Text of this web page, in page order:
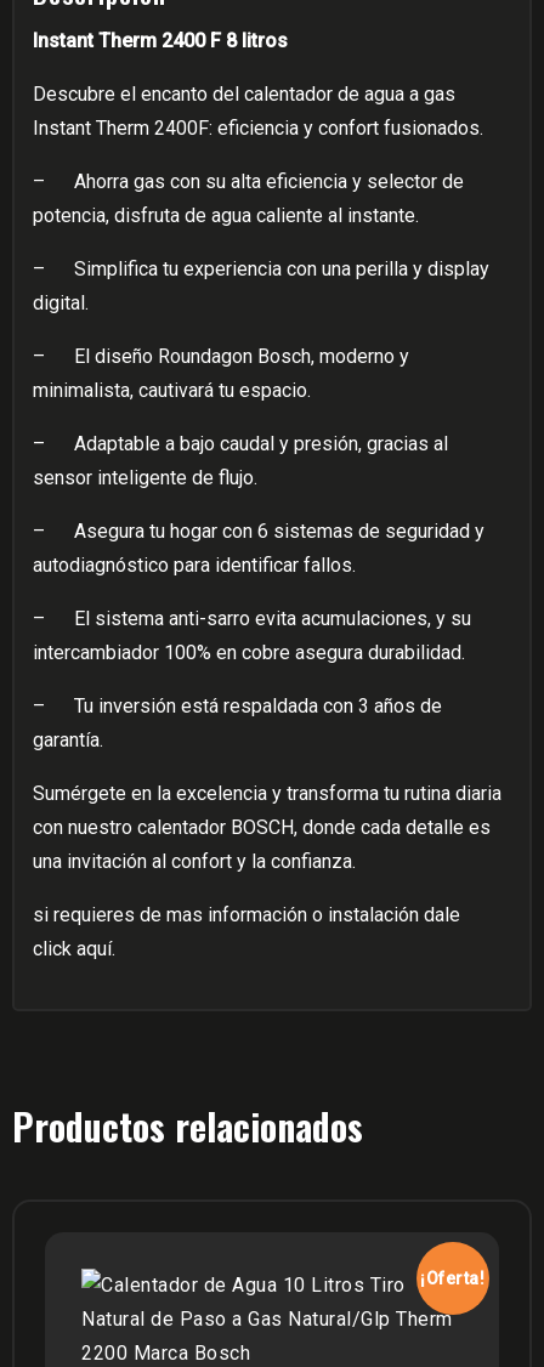
Marca
Bosch
Instant Therm 2400 F 8 litros
Descubre el encanto del calentador de agua a gas
Instant Therm 2400F: eficiencia y confort fusionados.
– Ahorra gas con su alta eficiencia y selector de
potencia, disfruta de agua caliente al instante.
– Simplifica tu experiencia con una perilla y display
digital.
– El diseño Roundagon Bosch, moderno y
minimalista, cautivará tu espacio.
– Adaptable a bajo caudal y presión, gracias al
sensor inteligente de flujo.
– Asegura tu hogar con 6 sistemas de seguridad y
autodiagnóstico para identificar fallos.
– El sistema anti-sarro evita acumulaciones, y su
intercambiador 100% en cobre asegura durabilidad.
– Tu inversión está respaldada con 3 años de
garantía.
Sumérgete en la excelencia y transforma tu rutina diaria
con nuestro calentador BOSCH, donde cada detalle es
una invitación al confort y la confianza.
si requieres de mas información o instalación dale
click aquí.
Productos relacionados
¡Oferta!